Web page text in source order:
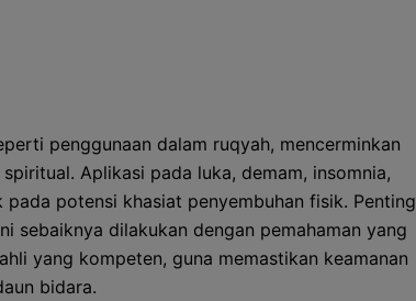
penggunaan dalam ruqyah, mencerminkan
Aplikasi pada luka, demam, insomnia,
pada potensi khasiat penyembuhan fisik. Penting
sebaiknya dilakukan dengan pemahaman yang
yang kompeten, guna memastikan keamanan
bidara.